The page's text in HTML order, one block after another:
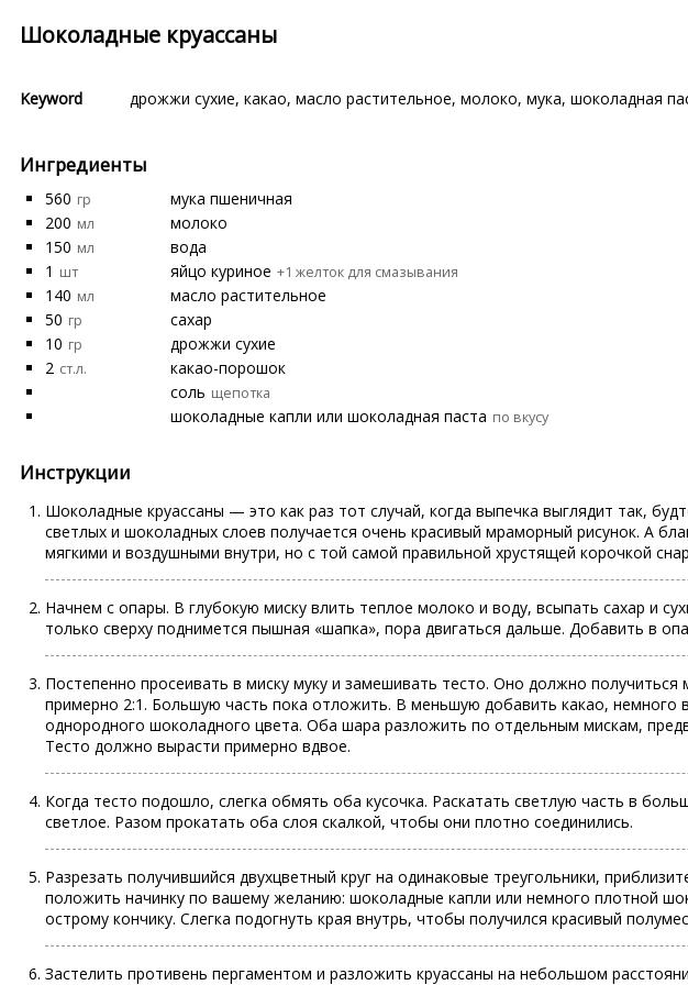
Шоколадные круассаны
Keyword дрожжи сухие, какао, масло растительное, молоко, мука, шоколадная
Ингредиенты
560 гр
мука пшеничная
200 мл
молоко
150 мл
вода
1 шт яйцо куриное +1 желток для смазывания
140 мл
масло растительное
50 гр
сахар
10 гр
дрожжи сухие
2 ст.л.
какао-порошок
соль щепотка
шоколадные капли или шоколадная паста по вкусу
Инструкции
Шоколадные круассаны — это как раз тот случай, когда выпечка выглядит так,
светлых и шоколадных слоев получается очень красивый мраморный рисунок. А
мягкими и воздушными внутри, но с той самой правильной хрустящей корочкой
Начнем с опары. В глубокую миску влить теплое молоко и воду, всыпать сахар и
только сверху поднимется пышная «шапка», пора двигаться дальше. Добавить в
Постепенно просеивать в миску муку и замешивать тесто. Оно должно
примерно 2:1. Большую часть пока отложить. В меньшую добавить какао, немного
однородного шоколадного цвета. Оба шара разложить по отдельным мискам,
Тесто должно вырасти примерно вдвое.
Когда тесто подошло, слегка обмять оба кусочка. Раскатать светлую часть в
светлое. Разом прокатать оба слоя скалкой, чтобы они плотно соединились.
Разрезать получившийся двухцветный круг на одинаковые треугольники,
положить начинку по вашему желанию: шоколадные капли или немного плотной
острому кончику. Слегка подогнуть края внутрь, чтобы получился красивый
Застелить противень пергаментом и разложить круассаны на небольшом